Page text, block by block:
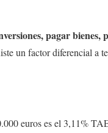
pagar bienes,
un factor diferencial a
euros es el 3,11%